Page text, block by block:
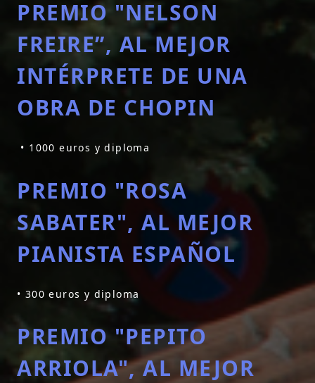
PREMIO "NELSON
FREIRE”, AL MEJOR
INTÉRPRETE DE UNA
OBRA DE CHOPIN
• 1000 euros y diploma
PREMIO "ROSA
SABATER", AL MEJOR
PIANISTA ESPAÑOL
• 300 euros y diploma
PREMIO "PEPITO
ARRIOLA", AL MEJOR